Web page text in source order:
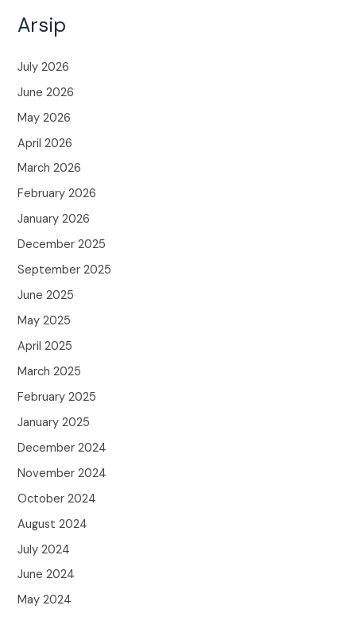
Arsip
July 2026
June 2026
May 2026
April 2026
March 2026
February 2026
January 2026
December 2025
September 2025
June 2025
May 2025
April 2025
March 2025
February 2025
January 2025
December 2024
November 2024
October 2024
August 2024
July 2024
June 2024
May 2024